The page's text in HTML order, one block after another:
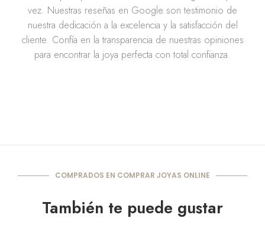
vez. Nuestras reseñas en Google son testimonio de
nuestra dedicación a la excelencia y la satisfacción del
cliente. Confía en la transparencia de nuestras opiniones
para encontrar la joya perfecta con total confianza.
COMPRADOS EN COMPRAR JOYAS ONLINE
También te puede gustar